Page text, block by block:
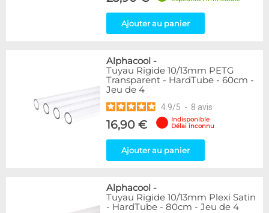
Ajouter au panier
Alphacool -
Tuyau Rigide 10/13mm PETG
Transparent - HardTube - 60cm -
Jeu de 4
4.9/5 - 8 avis
16,90 €
Indisponible
Délai inconnu
Ajouter au panier
Alphacool -
Tuyau Rigide 10/13mm Plexi Satin
- HardTube - 80cm - Jeu de 4